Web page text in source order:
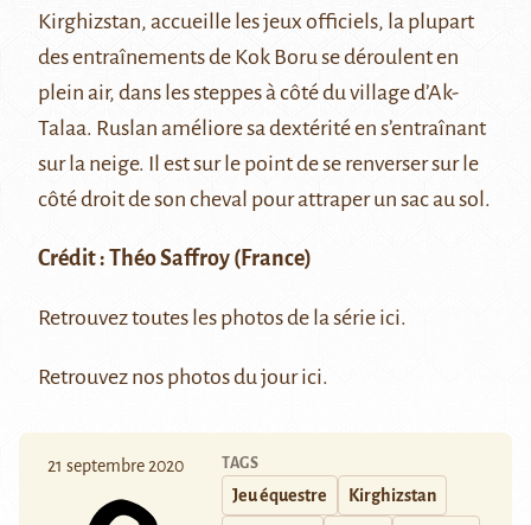
Kirghizstan, accueille les jeux officiels, la plupart
des entraînements de Kok Boruse déroulent en
plein air, dans les steppes à côté du village d’Ak-
Talaa. Ruslan améliore sa dextérité en s’entraînant
sur la neige. Il est sur le point de se renverser sur le
côté droit de son cheval pour attraper un sac au sol.
Crédit : Théo Saffroy (France)
Retrouvez toutes les photos de la série ici.
Retrouvez nos photos du jourici.
21 septembre 2020 TAGS
Jeu équestre Kirghizstan